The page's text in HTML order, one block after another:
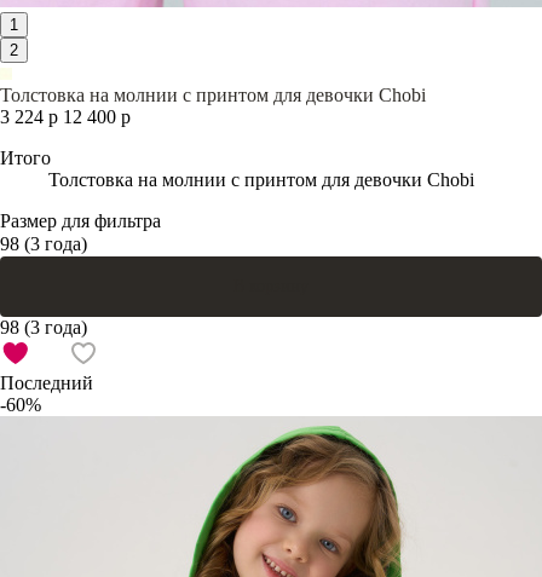
1
2
Толстовка на молнии с принтом для девочки Chobi
3 224 р 12 400 р
Итого
Толстовка на молнии с принтом для девочки Chobi
Размер для фильтра
98 (3 года)
98 (3 года)
Последний
-60%